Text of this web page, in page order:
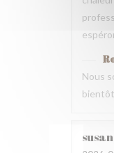
Nous
bientôt
susan